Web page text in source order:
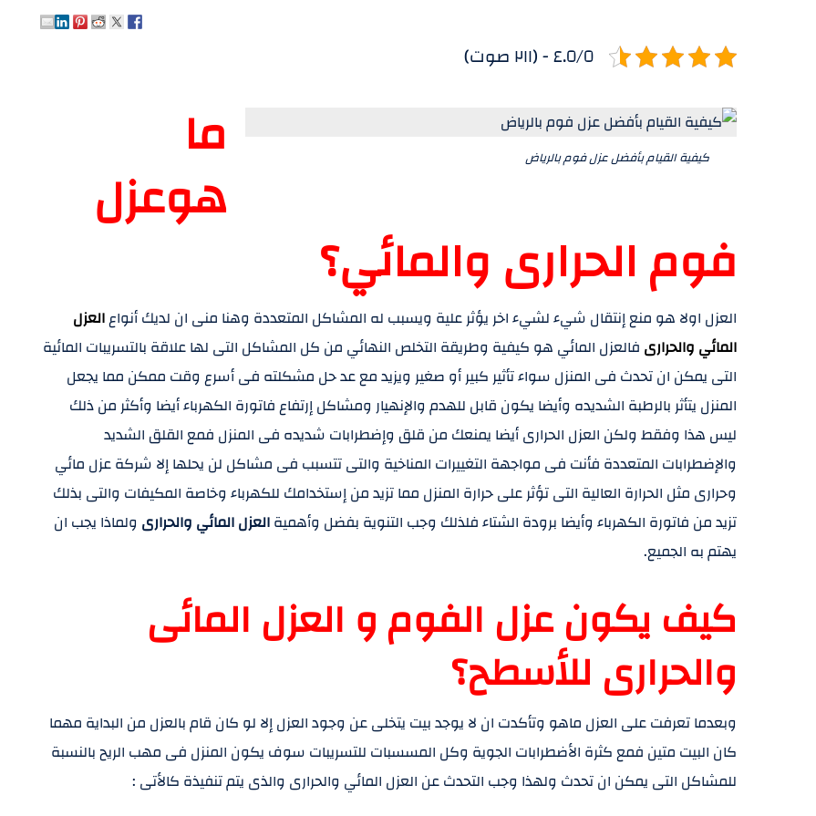
٤.٥/٥ - (٢١١ صوت)
كيفية القيام بأفضل عزل فوم بالرياض ما
هوعزل
فوم الحرارى والمائي؟
العزل اولا هو منع إنتقال شيء لشيء اخر يؤثر علية ويسبب له المشاكل المتعددة وهنا منى ان لديك أنواعالعزل
المائي والحرارى فالعزل المائي هو كيفية وطريقة التخلص النهائي من كل المشاكل التى لها علاقة بالتسريبات المائية
التى يمكن ان تحدث فى المنزل سواء تأثير كبير أو صغير ويزيد مع عد حل مشكلته فى أسرع وقت ممكن مما يجعل
المنزل يتأثر بالرطبة الشديده وأيضا يكون قابل للهدم والإنهيار ومشاكل إرتفاع فاتورة الكهرباء أيضا وأكثر من ذلك
ليس هذا وفقط ولكن العزل الحرارى أيضا يمنعك من قلق وإضطرابات شديده فى المنزل فمع القلق الشديد
والإضطرابات المتعددة فأنت فى مواجهة التغييرات المناخية والتى تتسبب فى مشاكل لن يحلها إلا شركة عزل مائي
وحرارى مثل الحرارة العالية التى تؤثر على حرارة المنزل مما تزيد من إستخدامك للكهرباء وخاصة المكيفات والتى بذلك
تزيد من فاتورة الكهرباء وأيضا برودة الشتاء فلذلك وجب التنوية بفضل وأهميةالعزل المائي والحرارى ولماذا يجب ان
يهتم به الجميع.
كيف يكون عزل الفوم و العزل المائى
والحرارى للأسطح؟
وبعدما تعرفت على العزل ماهو وتأكدت ان لا يوجد بيت يتخلى عن وجود العزل إلا لو كان قام بالعزل من البداية مهما
كان البيت متين فمع كثرة الأضطرابات الجوية وكل المسسبات للتسريبات سوف يكون المنزل فى مهب الريح بالنسبة
للمشاكل التى يمكن ان تحدث ولهذا وجب التحدث عن العزل المائي والحرارى والذى يتم تنفيذة كالأتى :